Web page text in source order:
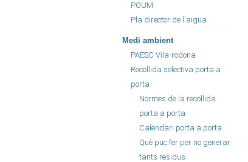
POUM
Pla director de l'aigua
Medi ambient
PAESC Vila-rodona
Recollida selectiva porta a
porta
Normes de la recollida
porta a porta
Calendari porta a porta
Què puc fer per no generar
tants residus